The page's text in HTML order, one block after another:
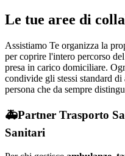
Le tue aree di
Assistiamo Te organizza la
per coprire l'intero percorso
presa in carico domiciliare.
condivide gli stessi standard
persona che da sempre
🚑Partner Trasporto
Sanitari